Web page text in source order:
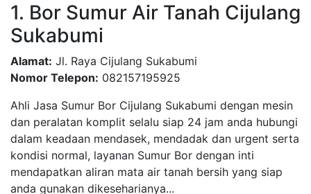
1. Bor Sumur Air Tanah Cijulang
Sukabumi
Alamat: Jl. Raya Cijulang Sukabumi
Nomor Telepon: 082157195925
Ahli Jasa Sumur Bor Cijulang Sukabumi dengan mesin
dan peralatan komplit selalu siap 24 jam anda hubungi
dalam keadaan mendasek, mendadak dan urgent serta
kondisi normal, layanan Sumur Bor dengan inti
mendapatkan aliran mata air tanah bersih yang siap
anda gunakan dikeseharianya...